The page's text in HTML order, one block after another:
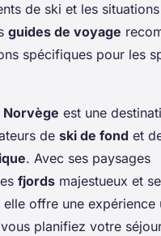
de ski et les
guides de voyage
spécifiques pour les
Norvège est une
de ski de fond et
. Avec ses paysages
fjords majestueux et
elle offre une expérience
planifiez votre